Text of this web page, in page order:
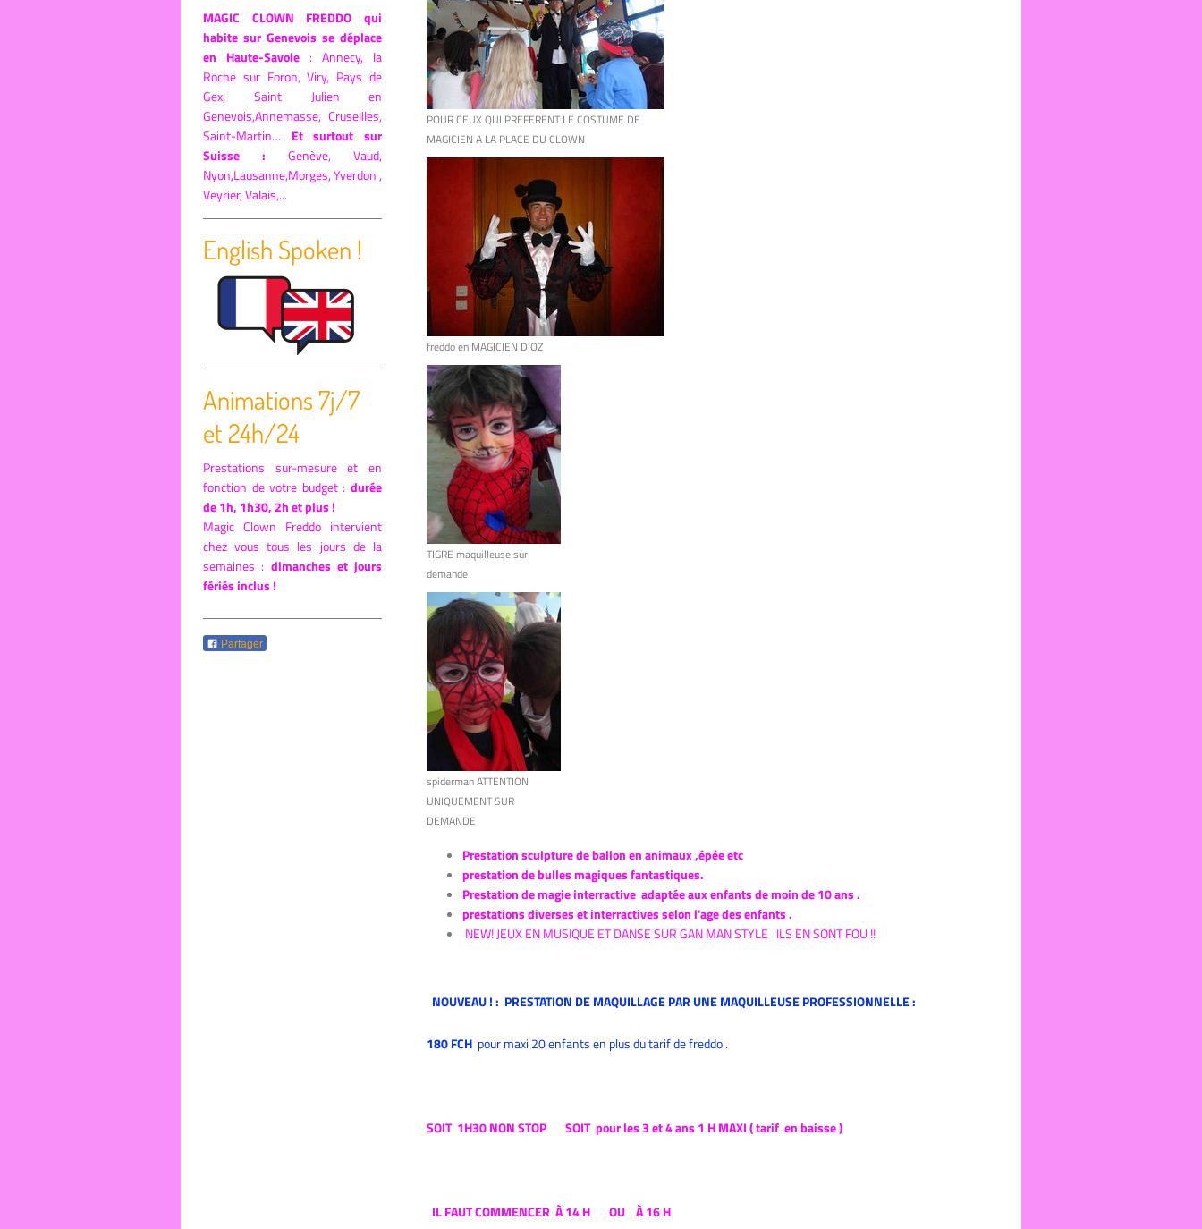
MAGIC CLOWN FREDDO qui
habite sur Genevois se déplace
en Haute-Savoie : Annecy, la
Roche sur Foron, Viry, Pays de
Gex, Saint Julien en
Genevois,Annemasse, Cruseilles,
Saint-Martin… Et surtout sur
Suisse : Genève, Vaud,
Nyon,Lausanne,Morges, Yverdon ,
Veyrier, Valais,...
English Spoken !
Animations 7j/7
et 24h/24
Prestations sur-mesure et en
fonction de votre budget :durée
de 1h, 1h30, 2h et plus !
Magic Clown Freddo intervient
chez vous tous les jours de la
semaines : dimanches et jours
fériés inclus !
Partager
POUR CEUX QUI PREFERENT LE COSTUME DE
MAGICIEN A LA PLACE DU CLOWN
freddo en MAGICIEN D'OZ
TIGRE maquilleuse sur
demande
spiderman ATTENTION
UNIQUEMENT SUR
DEMANDE
Prestation sculpture de ballon en animaux ,épée etc
prestation de bulles magiques fantastiques.
Prestation de magie interractive adaptée aux enfants de moin de 10 ans .
prestations diverses et interractives selon l'age des enfants .
NEW! JEUX EN MUSIQUE ET DANSE SUR GAN MAN STYLE ILS EN SONT FOU !!
NOUVEAU ! : PRESTATION DE MAQUILLAGE PAR UNE MAQUILLEUSE PROFESSIONNELLE :
180 FCH pour maxi 20 enfants en plus du tarif de freddo .
SOIT 1H30 NON STOP SOIT pour les 3 et 4 ans 1 H MAXI ( tarif en baisse )
IL FAUT COMMENCER À 14 H OU À 16 H